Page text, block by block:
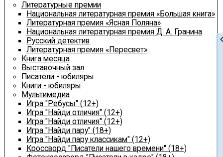
Литературные премии
Национальная литературная премия «Большая книга»
Литературная премия «Ясная Поляна»
Национальная литературная премия Д. А. Гранина
Русский детектив
Литературная премия «Пересвет»
Книга месяца
Выставочный зал
Писатели - юбиляры
Книги - юбиляры
Мультимедиа
Игра "Ребусы" (12+)
Игра "Найди отличия" (12+)
Игра "Найди отличия" (12+)
Игра "Найди пару" (18+)
Игра "Найди пару классикам" (12+)
Кроссворд "Писатели нашего времени" (18+)